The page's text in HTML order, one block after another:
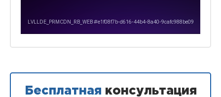
Бесплатная консультация